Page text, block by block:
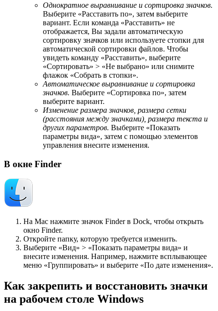
Однократное выравнивание и сортировка значков.
Выберите «Расставить по», затем выберите
вариант. Если команда «Расставить» не
отображается, Вы задали автоматическую
сортировку значков или используете стопки для
автоматической сортировки файлов. Чтобы
увидеть команду «Расставить», выберите
«Сортировать» > «Не выбрано» или снимите
флажок «Собрать в стопки».
Автоматическое выравнивание и сортировка
значков. Выберите «Сортировка по», затем
выберите вариант.
Изменение размера значков, размера сетки
(расстояния между значками), размера текста и
других параметров. Выберите «Показать
параметры вида», затем с помощью элементов
управления внесите изменения.
В окне Finder
На Mac нажмите значок Finder в Dock, чтобы открыть
окно Finder.
Откройте папку, которую требуется изменить.
Выберите «Вид» > «Показать параметры вида» и
внесите изменения. Например, нажмите всплывающее
меню «Группировать» и выберите «По дате изменения».
Как закрепить и восстановить значки
на рабочем столе Windows